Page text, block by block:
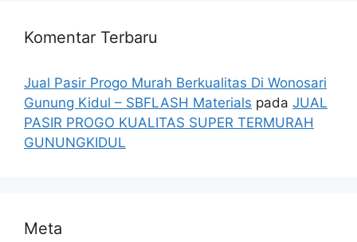
Komentar Terbaru
Jual Pasir Progo Murah Berkualitas Di Wonosari
Gunung Kidul – SBFLASH Materials pada JUAL
PASIR PROGO KUALITAS SUPER TERMURAH
GUNUNGKIDUL
Meta